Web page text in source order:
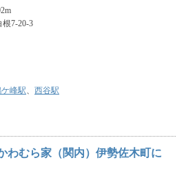
峰駅、 西谷駅
わむら家（関内）伊勢佐木町に